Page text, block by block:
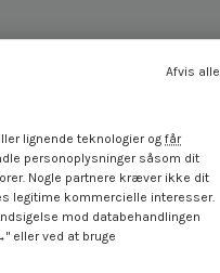
Afvis alle
lignende teknologier og får
personoplysninger såsom dit
Nogle partnere kræver ikke dit
legitime kommercielle interesser.
mod databehandlingen
eller ved at bruge